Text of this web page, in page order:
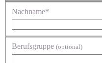
Nachname*
Berufsgruppe (optional)